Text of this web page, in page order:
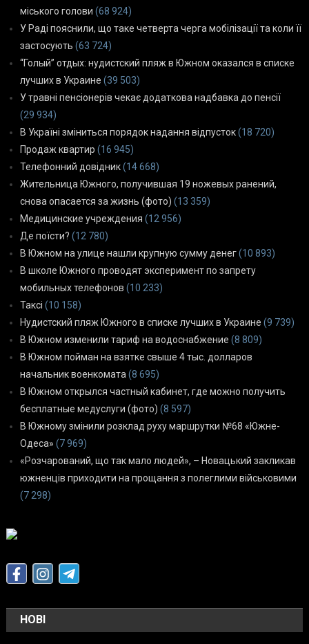
міського голови (68 924)
У Раді пояснили, що таке четверта черга мобілізації та коли її
застосують (63 724)
“Голый” отдых: нудистский пляж в Южном оказался в списке
лучших в Украине (39 503)
У травні пенсіонерів чекає додаткова надбавка до пенсії
(29 934)
В Україні зміниться порядок надання відпусток(18 720)
Продаж квартир (16 945)
Телефонний довідник(14 668)
Жительница Южного, получившая 19 ножевых ранений,
снова опасается за жизнь (фото) (13 359)
Медицинские учреждения (12 956)
Де поїсти? (12 780)
В Южном на улице нашли крупную сумму денег(10 893)
В школе Южного проводят эксперимент по запрету
мобильных телефонов (10 233)
Таксі (10 158)
Нудистский пляж Южного в списке лучших в Украине (9 739)
В Южном изменили тариф на водоснабжение (8 809)
В Южном пойман на взятке свыше 4 тыс. долларов
начальник военкомата (8 695)
В Южном открылся частный кабинет, где можно получить
бесплатные медуслуги (фото) (8 597)
В Южному змінили розклад руху маршрутки №68 «Южне-
Одеса» (7 969)
«Розчарований, що так мало людей», – Новацький закликав
южненців приходити на прощання з полеглими військовими
(7 298)
НОВІ